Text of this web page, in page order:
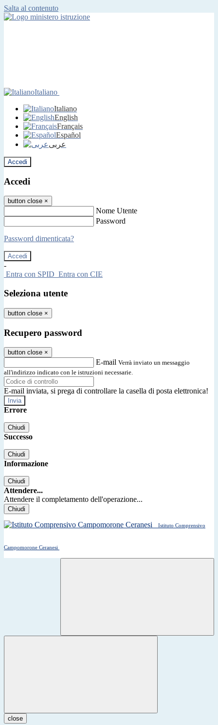
Salta al contenuto
Italiano
Italiano
English
Français
Español
عربى
Accedi
Accedi
button close ×
Nome Utente
Password
Password dimenticata?
-
Entra con SPID Entra con CIE
Seleziona utente
button close ×
Recupero password
button close ×
E-mail Verrà inviato un messaggio
all'indirizzo indicato con le istruzioni necessarie.
E-mail inviata, si prega di controllare la casella di posta elettronica!
Errore
Chiudi
Successo
Chiudi
Informazione
Chiudi
Attendere...
Attendere il completamento dell'operazione...
Chiudi
Istituto Comprensivo
Campomorone Ceranesi
close